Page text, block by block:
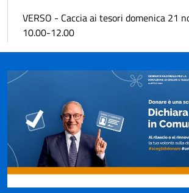
VERSO - Caccia ai tesori domenica 21
10.00-12.00